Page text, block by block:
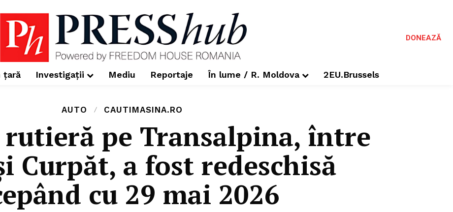
DONEAZĂ
țară Investigații Mediu Reportaje În lume / R. Moldova 2EU.Brussels
AUTO CAUTIMASINA.RO
pe Transalpina, între
Curpăt, a fost redeschisă
cu 29 mai 2026